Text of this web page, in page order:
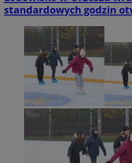
standardowych godzin